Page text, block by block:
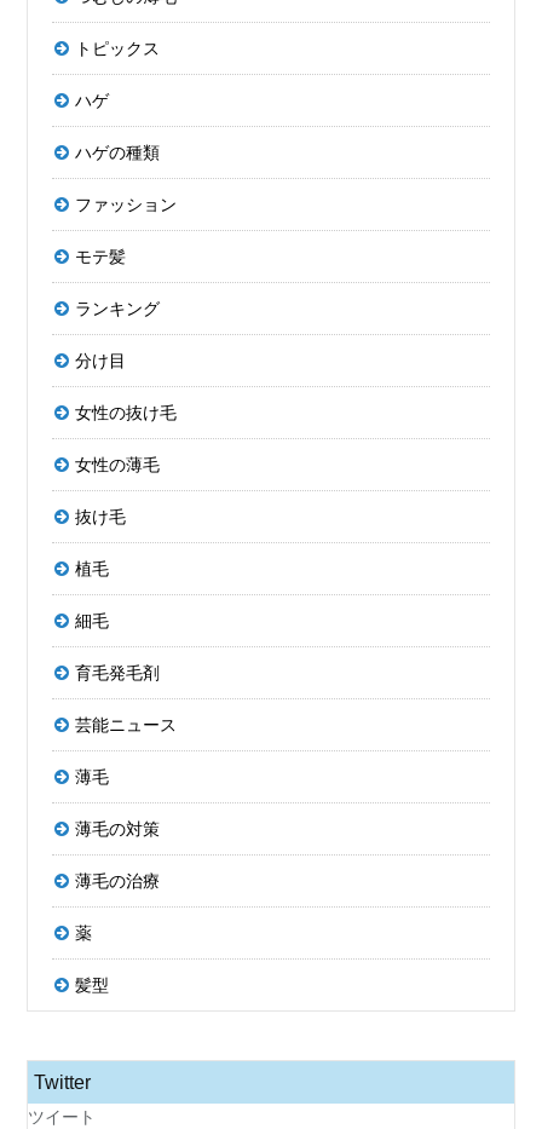
トピックス
ハゲ
ハゲの種類
ファッション
モテ髪
ランキング
分け目
女性の抜け毛
女性の薄毛
抜け毛
植毛
細毛
育毛発毛剤
芸能ニュース
薄毛
薄毛の対策
薄毛の治療
薬
髪型
Twitter
ツイート